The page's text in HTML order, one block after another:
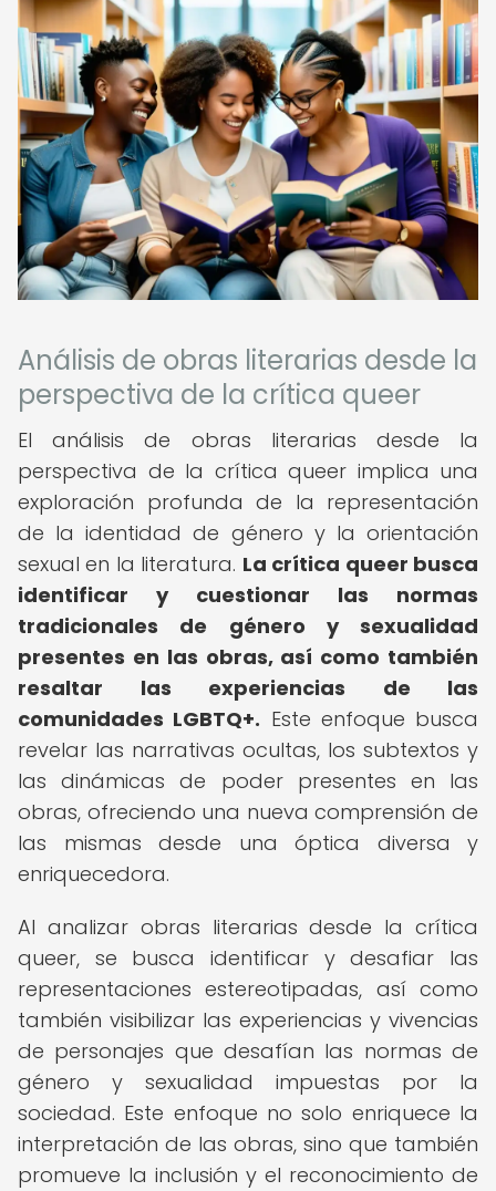
Análisis de obras literarias desde la
perspectiva de la crítica queer
El análisis de obras literarias desde la
perspectiva de la crítica queer implica una
exploración profunda de la representación
de la identidad de género y la orientación
sexual en la literatura. La crítica queer busca
identificar y cuestionar las normas
tradicionales de género y sexualidad
presentes en las obras, así como también
resaltar las experiencias de las
comunidades LGBTQ+. Este enfoque busca
revelar las narrativas ocultas, los subtextos y
las dinámicas de poder presentes en las
obras, ofreciendo una nueva comprensión de
las mismas desde una óptica diversa y
enriquecedora.
Al analizar obras literarias desde la crítica
queer, se busca identificar y desafiar las
representaciones estereotipadas, así como
también visibilizar las experiencias y vivencias
de personajes que desafían las normas de
género y sexualidad impuestas por la
sociedad. Este enfoque no solo enriquece la
interpretación de las obras, sino que también
promueve la inclusión y el reconocimiento de